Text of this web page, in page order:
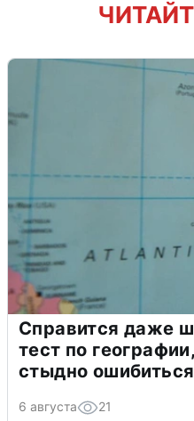
Справится даже
тест по
стыдно ошибиться
6 августа 21